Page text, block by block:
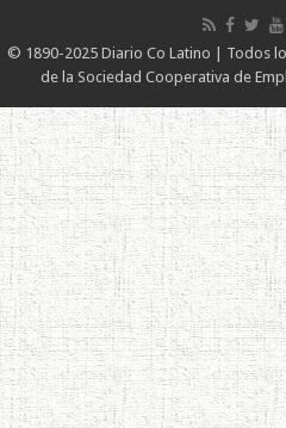
© 1890-2025 Diario Co Latino | Todos
de la Sociedad Cooperativa de